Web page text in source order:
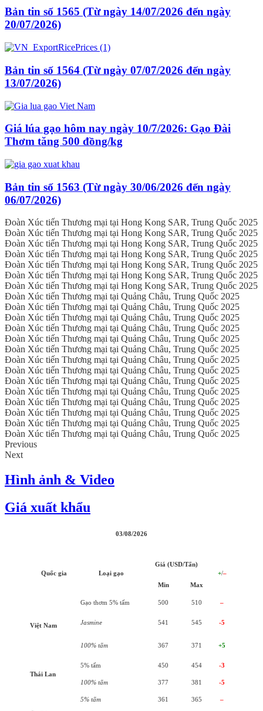
Bản tin số 1565 (Từ ngày 14/07/2026 đến ngày
20/07/2026)
Bản tin số 1564 (Từ ngày 07/07/2026 đến ngày
13/07/2026)
Giá lúa gạo hôm nay ngày 10/7/2026: Gạo Đài
Thơm tăng 500 đồng/kg
Bản tin số 1563 (Từ ngày 30/06/2026 đến ngày
06/07/2026)
Đoàn Xúc tiến Thương mại tại Hong Kong SAR, Trung Quốc 2025
Đoàn Xúc tiến Thương mại tại Hong Kong SAR, Trung Quốc 2025
Đoàn Xúc tiến Thương mại tại Hong Kong SAR, Trung Quốc 2025
Đoàn Xúc tiến Thương mại tại Hong Kong SAR, Trung Quốc 2025
Đoàn Xúc tiến Thương mại tại Hong Kong SAR, Trung Quốc 2025
Đoàn Xúc tiến Thương mại tại Hong Kong SAR, Trung Quốc 2025
Đoàn Xúc tiến Thương mại tại Hong Kong SAR, Trung Quốc 2025
Đoàn Xúc tiến Thương mại tại Quảng Châu, Trung Quốc 2025
Đoàn Xúc tiến Thương mại tại Quảng Châu, Trung Quốc 2025
Đoàn Xúc tiến Thương mại tại Quảng Châu, Trung Quốc 2025
Đoàn Xúc tiến Thương mại tại Quảng Châu, Trung Quốc 2025
Đoàn Xúc tiến Thương mại tại Quảng Châu, Trung Quốc 2025
Đoàn Xúc tiến Thương mại tại Quảng Châu, Trung Quốc 2025
Đoàn Xúc tiến Thương mại tại Quảng Châu, Trung Quốc 2025
Đoàn Xúc tiến Thương mại tại Quảng Châu, Trung Quốc 2025
Đoàn Xúc tiến Thương mại tại Quảng Châu, Trung Quốc 2025
Đoàn Xúc tiến Thương mại tại Quảng Châu, Trung Quốc 2025
Đoàn Xúc tiến Thương mại tại Quảng Châu, Trung Quốc 2025
Đoàn Xúc tiến Thương mại tại Quảng Châu, Trung Quốc 2025
Đoàn Xúc tiến Thương mại tại Quảng Châu, Trung Quốc 2025
Đoàn Xúc tiến Thương mại tại Quảng Châu, Trung Quốc 2025
Previous
Next
Hình ảnh & Video
Giá xuất khẩu
03/08/2026
Quốc gia Loại gạo
Giá (USD/Tấn)
+/–
Min
Max
Việt Nam
Gạo thơm 5% tấm 500 510 –
Jasmine 541 545 -5
100% tấm 367 371 +5
Thái Lan
5% tấm 450 454 -3
100% tấm 377 381 -5
5% tấm 361 365 –